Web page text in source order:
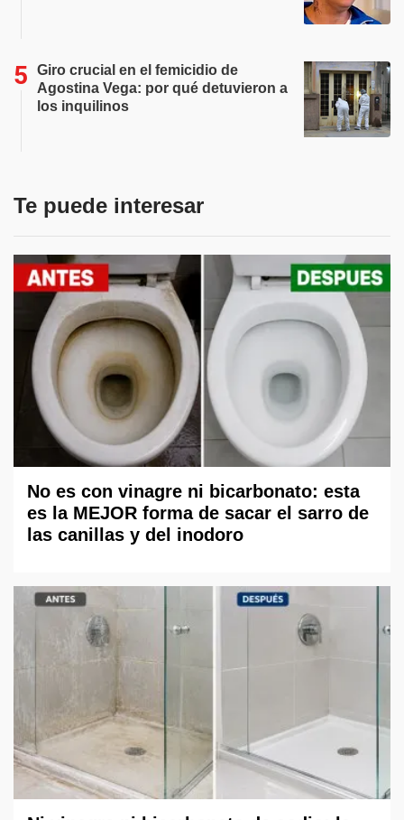
Giro crucial en el femicidio de
Agostina Vega: por qué detuvieron a
los inquilinos
Te puede interesar
No es con vinagre ni bicarbonato: esta
es la MEJOR forma de sacar el sarro de
las canillas y del inodoro